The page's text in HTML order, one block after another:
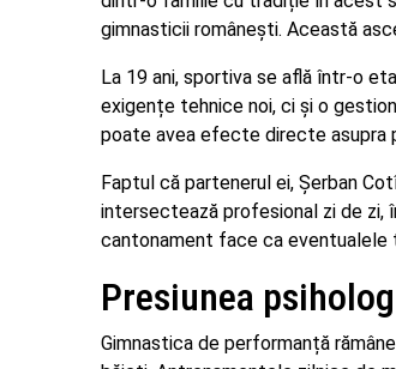
gimnasticii românești. Această
La 19 ani, sportiva se află într-o
exigențe tehnice noi, ci și o
poate avea efecte directe asupra
Faptul că partenerul ei, Șerban
intersectează profesional zi de zi,
cantonament face ca eventualele
Presiunea
Gimnastica de performanță